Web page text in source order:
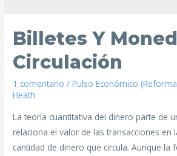
Billetes Y
Circulación
1 comentario /Pulso Económico
Heath
La teoría cuantitativa del dinero parte de
relaciona el valor de las transacciones en
cantidad de dinero que circula. Aunque la